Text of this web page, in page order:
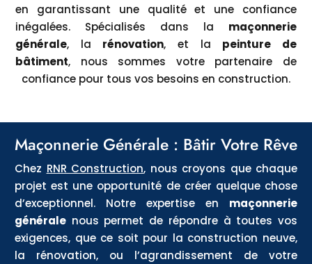
en garantissant une qualité et une confiance
inégalées. Spécialisés dans la maçonnerie
générale, la rénovation, et la peinture de
bâtiment, nous sommes votre partenaire de
confiance pour tous vos besoins en construction.
Maçonnerie Générale : Bâtir Votre Rêve
Chez RNR Construction, nous croyons que chaque
projet est une opportunité de créer quelque chose
d’exceptionnel. Notre expertise en maçonnerie
générale nous permet de répondre à toutes vos
exigences, que ce soit pour la construction neuve,
la rénovation, ou l’agrandissement de votre